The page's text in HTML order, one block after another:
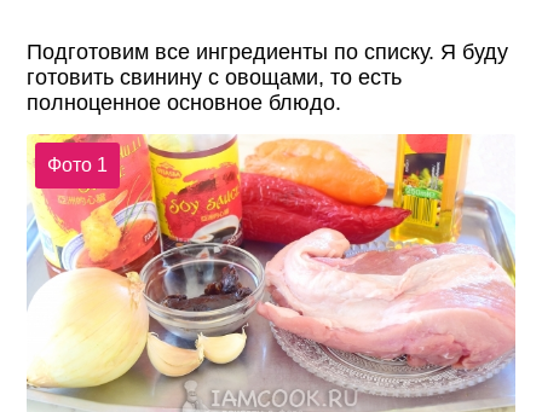
Подготовим все ингредиенты по списку. Я буду
готовить свинину с овощами, то есть
полноценное основное блюдо.
Фото 1